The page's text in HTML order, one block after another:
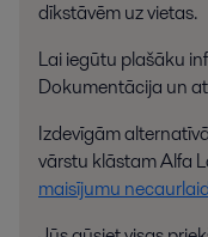
dīkstāvēm uz vietas.
Lai iegūtu plašāku
Dokumentācija un
Izdevīgām
vārstu klāstam Alfa
maisījumu